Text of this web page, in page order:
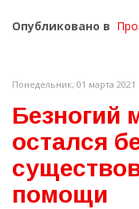
Опубликовано в
Понедельник, 01 марта 2021
Безногий
остался
помощи